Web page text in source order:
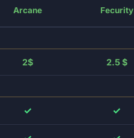
Arcane Fecurity
2$ 2.5 $
✓ ✓